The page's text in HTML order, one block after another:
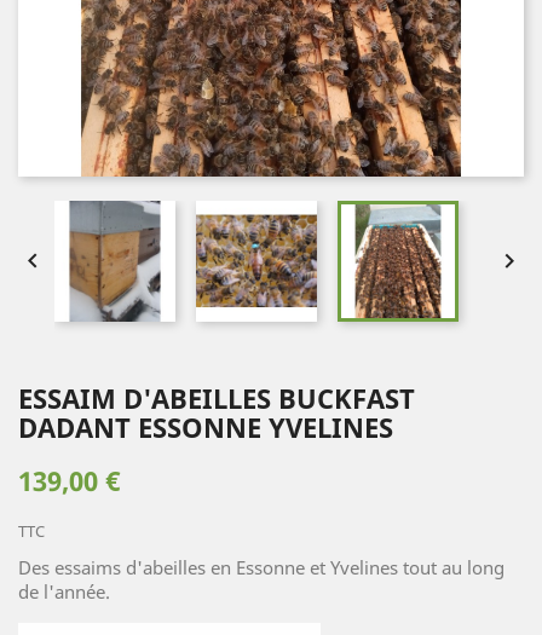
 
ESSAIM D'ABEILLES BUCKFAST
DADANT ESSONNE YVELINES
139,00 €
TTC
Des essaims d'abeilles en Essonne et Yvelines tout au long
de l'année.